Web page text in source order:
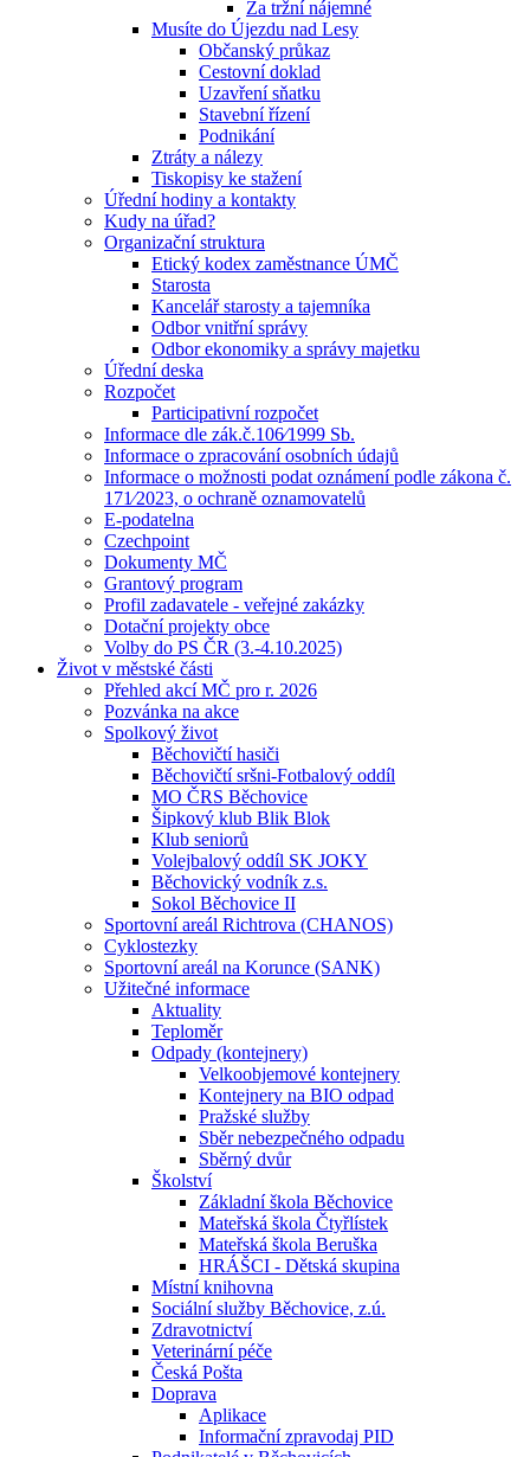
Za tržní nájemné
Musíte do Újezdu nad Lesy
Občanský průkaz
Cestovní doklad
Uzavření sňatku
Stavební řízení
Podnikání
Ztráty a nálezy
Tiskopisy ke stažení
Úřední hodiny a kontakty
Kudy na úřad?
Organizační struktura
Etický kodex zaměstnance ÚMČ
Starosta
Kancelář starosty a tajemníka
Odbor vnitřní správy
Odbor ekonomiky a správy majetku
Úřední deska
Rozpočet
Participativní rozpočet
Informace dle zák.č.106⁄1999 Sb.
Informace o zpracování osobních údajů
Informace o možnosti podat oznámení podle zákona č.
171⁄2023, o ochraně oznamovatelů
E-podatelna
Czechpoint
Dokumenty MČ
Grantový program
Profil zadavatele - veřejné zakázky
Dotační projekty obce
Volby do PS ČR (3.-4.10.2025)
Život v městské části
Přehled akcí MČ pro r. 2026
Pozvánka na akce
Spolkový život
Běchovičtí hasiči
Běchovičtí sršni-Fotbalový oddíl
MO ČRS Běchovice
Šipkový klub Blik Blok
Klub seniorů
Volejbalový oddíl SK JOKY
Běchovický vodník z.s.
Sokol Běchovice II
Sportovní areál Richtrova (CHANOS)
Cyklostezky
Sportovní areál na Korunce (SANK)
Užitečné informace
Aktuality
Teploměr
Odpady (kontejnery)
Velkoobjemové kontejnery
Kontejnery na BIO odpad
Pražské služby
Sběr nebezpečného odpadu
Sběrný dvůr
Školství
Základní škola Běchovice
Mateřská škola Čtyřlístek
Mateřská škola Beruška
HRÁŠCI - Dětská skupina
Místní knihovna
Sociální služby Běchovice, z.ú.
Zdravotnictví
Veterinární péče
Česká Pošta
Doprava
Aplikace
Informační zpravodaj PID